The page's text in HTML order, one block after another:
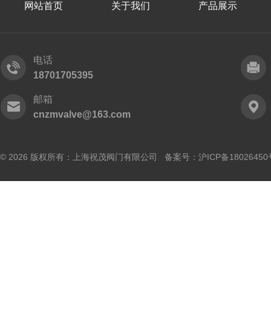
网站首页 关于我们 产品展示
电话
18701705395
邮箱
cnzmvalve@163.com
© 2026 版权所有：上海祝茂阀门有限公司 备案号： 沪ICP备18026450